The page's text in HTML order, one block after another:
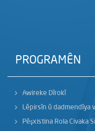
PROGRAMÊN
Awireke Dîrokî
Lêpirsîn û dadmendîya
Pêşxistina Rola Civaka